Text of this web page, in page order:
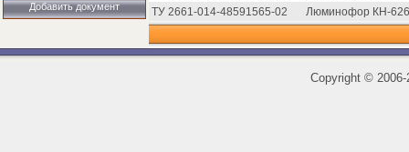
Добавить документ
ТУ 2661-014-48591565-02
Люминофор КН-
Copyright ©